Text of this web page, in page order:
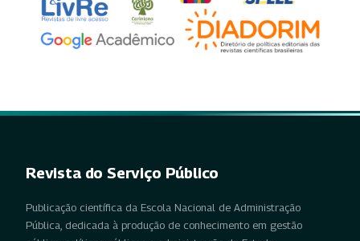
Revista do Serviço Público
Publicação científica da Escola Nacional de Administração
Pública, dedicada à produção de conhecimento em gestão